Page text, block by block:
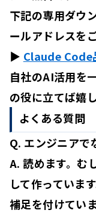
下記の専用ダウ
ールアドレスを
▶ Claude Code
自社のAI活用を
の役に立てば嬉し
よくある質問
Q. エンジニアで
A. 読めます。む
して作っていま
補足を付けていま